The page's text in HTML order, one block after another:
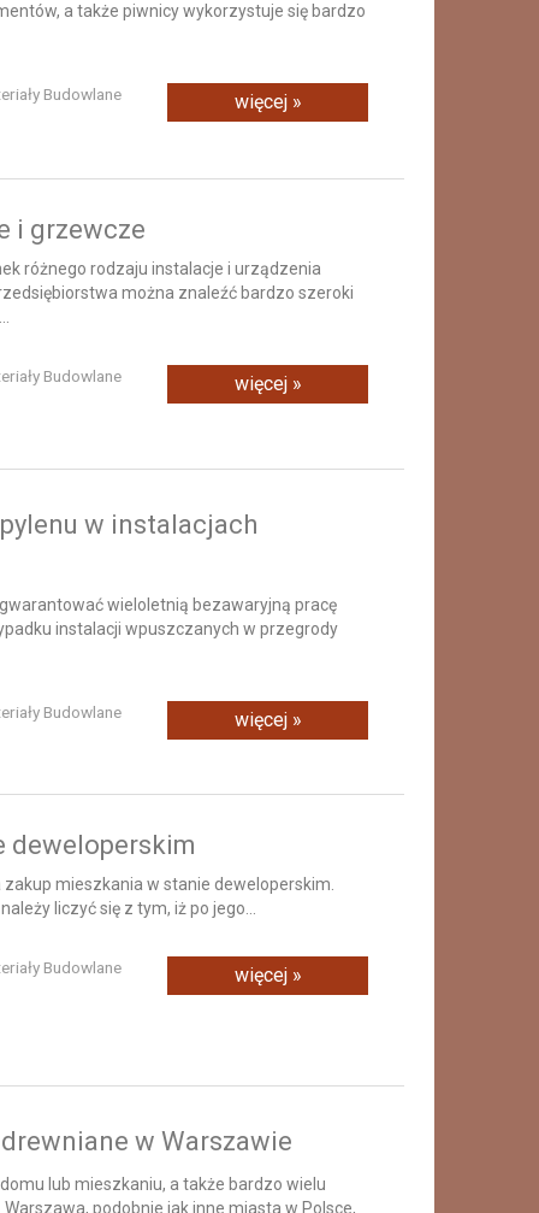
a także piwnicy wykorzystuje się bardzo
Budowlane więcej »
i grzewcze
różnego rodzaju instalacje i urządzenia
można znaleźć bardzo szeroki
Budowlane więcej »
w instalacjach
wieloletnią bezawaryjną pracę
instalacji wpuszczanych w przegrody
Budowlane więcej »
deweloperskim
zakup mieszkania w stanie deweloperskim.
liczyć się z tym, iż po jego...
Budowlane więcej »
w Warszawie
lub mieszkaniu, a także bardzo wielu
podobnie jak inne miasta w Polsce,